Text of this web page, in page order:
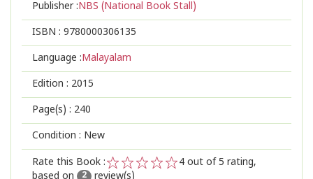
Publisher :NBS (National Book Stall)
ISBN : 9780000306135
Language :Malayalam
Edition : 2015
Page(s) : 240
Condition : New
Rate this Book :
2
1
4 out of 5 rating,
based on
2 review(s)